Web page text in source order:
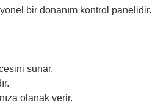
bir donanım kontrol panelidir.
sunar.
olanak verir.